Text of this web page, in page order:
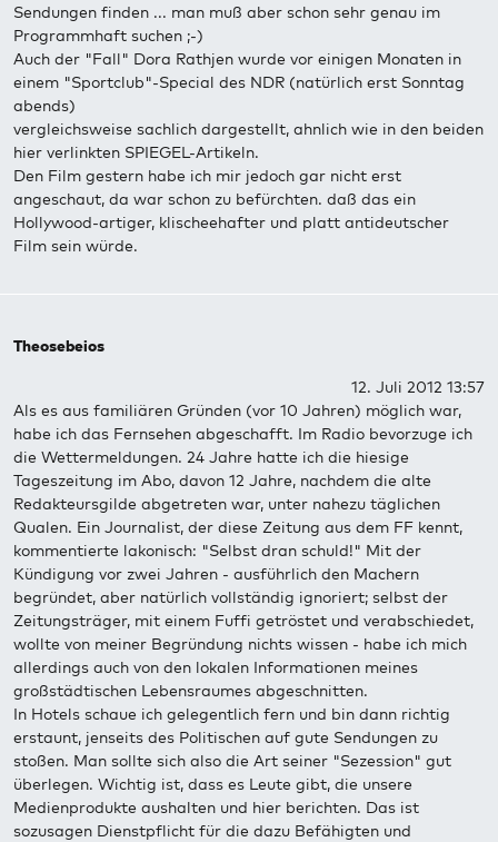
Sendungen finden ... man muß aber schon sehr genau im
Programmhaft suchen ;-)
Auch der "Fall" Dora Rathjen wurde vor einigen Monaten in
einem "Sportclub"-Special des NDR (natürlich erst Sonntag
abends)
vergleichsweise sachlich dargestellt, ahnlich wie in den beiden
hier verlinkten SPIEGEL-Artikeln.
Den Film gestern habe ich mir jedoch gar nicht erst
angeschaut, da war schon zu befürchten. daß das ein
Hollywood-artiger, klischeehafter und platt antideutscher
Film sein würde.
Theosebeios
12. Juli 2012 13:57
Als es aus familiären Gründen (vor 10 Jahren) möglich war,
habe ich das Fernsehen abgeschafft. Im Radio bevorzuge ich
die Wettermeldungen. 24 Jahre hatte ich die hiesige
Tageszeitung im Abo, davon 12 Jahre, nachdem die alte
Redakteursgilde abgetreten war, unter nahezu täglichen
Qualen. Ein Journalist, der diese Zeitung aus dem FF kennt,
kommentierte lakonisch: "Selbst dran schuld!" Mit der
Kündigung vor zwei Jahren - ausführlich den Machern
begründet, aber natürlich vollständig ignoriert; selbst der
Zeitungsträger, mit einem Fuffi getröstet und verabschiedet,
wollte von meiner Begründung nichts wissen - habe ich mich
allerdings auch von den lokalen Informationen meines
großstädtischen Lebensraumes abgeschnitten.
In Hotels schaue ich gelegentlich fern und bin dann richtig
erstaunt, jenseits des Politischen auf gute Sendungen zu
stoßen. Man sollte sich also die Art seiner "Sezession" gut
überlegen. Wichtig ist, dass es Leute gibt, die unsere
Medienprodukte aushalten und hier berichten. Das ist
sozusagen Dienstpflicht für die dazu Befähigten und